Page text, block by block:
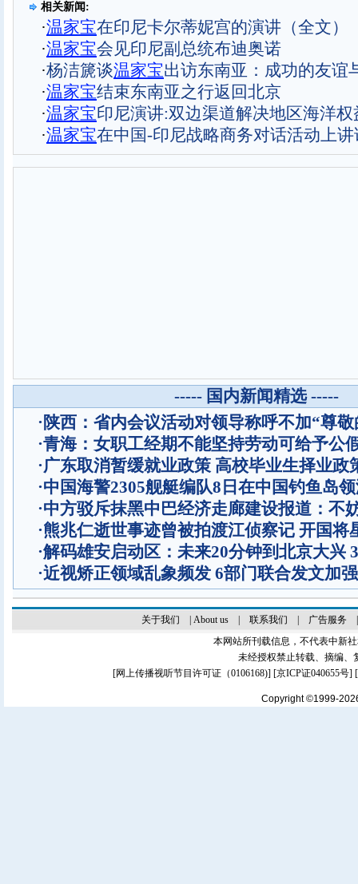
相关新闻:
·温家宝在印尼卡尔蒂妮宫的演讲（全文）
·温家宝会见印尼副总统布迪奥诺
·杨洁篪谈温家宝出访东南亚：成功的友谊
·温家宝结束东南亚之行返回北京
·温家宝印尼演讲:双边渠道解决地区海洋权
·温家宝在中国-印尼战略商务对话活动上
----- 国内新闻精选 -----
·陕西：省内会议活动对领导称呼不加“尊敬
·青海：女职工经期不能坚持劳动可给予公
·广东取消暂缓就业政策 高校毕业生择业政
·中国海警2305舰艇编队8日在中国钓鱼岛
·中方驳斥抹黑中巴经济走廊建设报道：不
·熊兆仁逝世事迹曾被拍渡江侦察记 开国将
·解码雄安启动区：未来20分钟到北京大兴
·近视矫正领域乱象频发 6部门联合发文加
关于我们 About us| 联系我们 广告服务
本网站所刊载信息，不代表中新
未经授权禁止转载、摘编、
[网上传播视听节目许可证（0106168)] [京ICP证040655号]
Copyright ©1999-